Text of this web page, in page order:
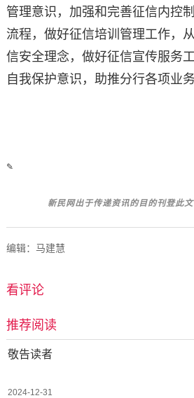
管理意识，加强和完善征信内控
流程，做好征信培训管理工作，
信安全理念，做好征信宣传服务
自我保护意识，助推分行各项业
✎
新民网出于传递资讯的目的刊登此
编辑：马建慧
看评论
推荐阅读
敬告读者
2024-12-31